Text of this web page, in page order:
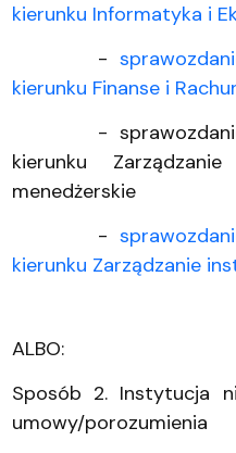
kierunku Informatyka i
-
kierunku Finanse i
- sprawozdanie z
kierunku
menedżerskie
-
kierunku Zarządzanie
ALBO:
Sposób 2. Instytucja
umowy/porozumienia